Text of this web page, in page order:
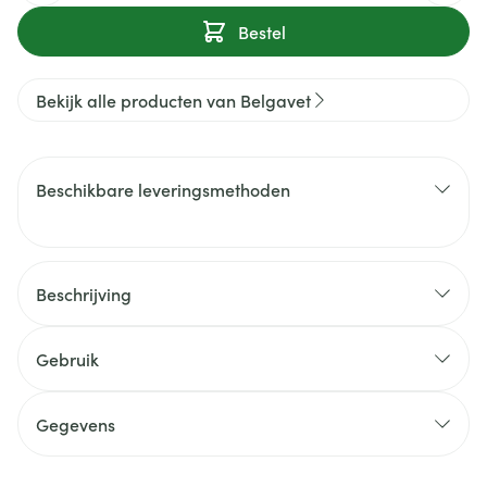
Bestel
Bekijk alle producten van Belgavet
Beschikbare leveringsmethoden
Beschrijving
Gebruik
Gegevens